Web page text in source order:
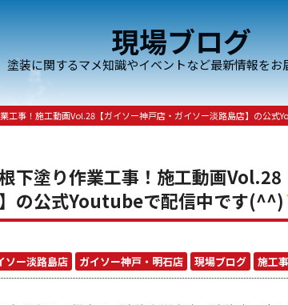
現場ブログ
塗装に関するマメ知識やイベントなど最新情報をお
工事！施工動画Vol.28【ガイソー神戸店・ガイソー淡路島店】の公式
下塗り作業工事！施工動画
の公式Youtubeで配信中です(^^)
ソー淡路島店 ガイソー神戸・明石店 現場ブログ 施工